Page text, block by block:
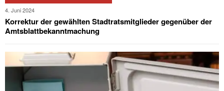
4. Juni 2024
Korrektur der gewählten Stadtratsmitglieder gegenüber der
Amtsblattbekanntmachung